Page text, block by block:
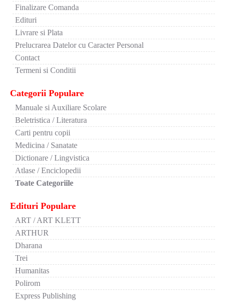
Finalizare Comanda
Edituri
Livrare si Plata
Prelucrarea Datelor cu Caracter Personal
Contact
Termeni si Conditii
Categorii Populare
Manuale si Auxiliare Scolare
Beletristica / Literatura
Carti pentru copii
Medicina / Sanatate
Dictionare / Lingvistica
Atlase / Enciclopedii
Toate Categoriile
Edituri Populare
ART / ART KLETT
ARTHUR
Dharana
Trei
Humanitas
Polirom
Express Publishing